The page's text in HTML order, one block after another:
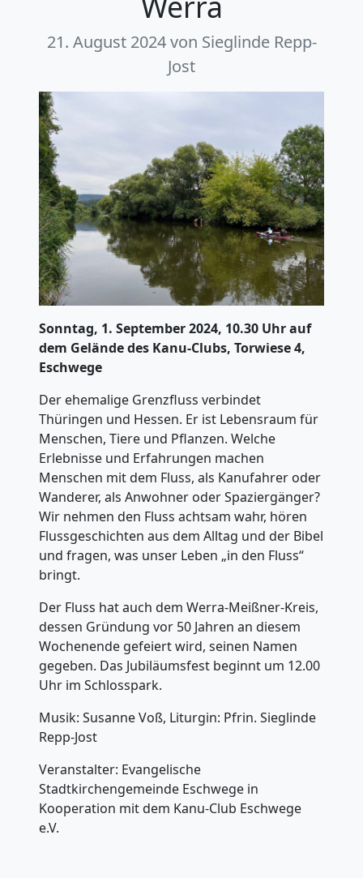
21. August 2024von Sieglinde Repp-
Jost
Sonntag, 1. September 2024, 10.30 Uhr auf
dem Gelände des Kanu-Clubs, Torwiese 4,
Eschwege
Der ehemalige Grenzfluss verbindet
Thüringen und Hessen. Er ist Lebensraum für
Menschen, Tiere und Pflanzen. Welche
Erlebnisse und Erfahrungen machen
Menschen mit dem Fluss, als Kanufahrer oder
Wanderer, als Anwohner oder Spaziergänger?
Wir nehmen den Fluss achtsam wahr, hören
Flussgeschichten aus dem Alltag und der Bibel
und fragen, was unser Leben „in den Fluss“
bringt.
Der Fluss hat auch dem Werra-Meißner-Kreis,
dessen Gründung vor 50 Jahren an diesem
Wochenende gefeiert wird, seinen Namen
gegeben. Das Jubiläumsfest beginnt um 12.00
Uhr im Schlosspark.
Musik: Susanne Voß, Liturgin: Pfrin. Sieglinde
Repp-Jost
Veranstalter: Evangelische
Stadtkirchengemeinde Eschwege in
Kooperation mit dem Kanu-Club Eschwege
e.V.